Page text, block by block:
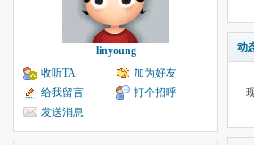
linyoung
收听TA
加为好友
给我留言
打个招呼
发送消息
动